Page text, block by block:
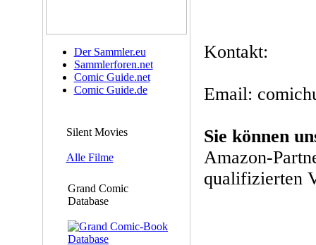
Der Sammler.eu
Sammlerforen.net
Comic Guide.net
Comic Guide.de
Silent Movies
Alle Filme
Grand Comic
Database
Kontakt:
Email:
Sie können
Amazon-
qualifizierten